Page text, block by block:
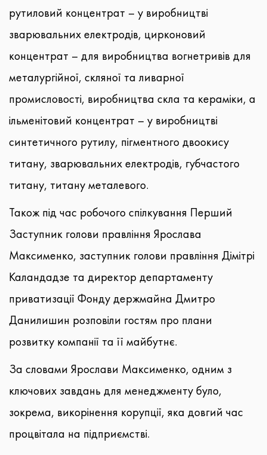
рутиловий концентрат – у виробництві
зварювальних електродів, цирконовий
концентрат – для виробництва вогнетривів для
металургійної, скляної та ливарної
промисловості, виробництва скла та кераміки, а
ільменітовий концентрат – у виробництві
синтетичного рутилу, пігментного двоокису
титану, зварювальних електродів, губчастого
титану, титану металевого.
Також під час робочого спілкування Перший
Заступник голови правління Ярослава
Максименко, заступник голови правління Дімітрі
Каландадзе та директор департаменту
приватизації Фонду держмайна Дмитро
Данилишин розповіли гостям про плани
розвитку компанії та її майбутнє.
За словами Ярослави Максименко, одним з
ключових завдань для менеджменту було,
зокрема, викорінення корупції, яка довгий час
процвітала на підприємстві.